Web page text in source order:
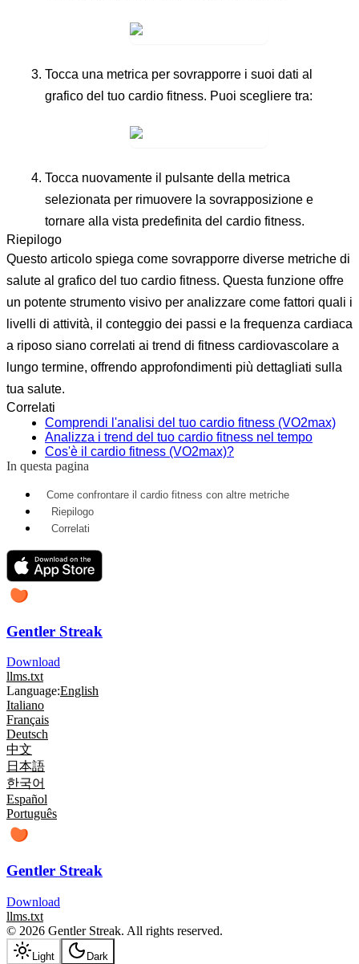
Tocca una metrica per sovrapporre i suoi dati al
grafico del tuo cardio fitness. Puoi scegliere tra:
Tocca nuovamente il pulsante della metrica
selezionata per rimuovere la sovrapposizione e
tornare alla vista predefinita del cardio fitness.
Riepilogo
Questo articolo spiega come sovrapporre diverse metriche di
salute al grafico del tuo cardio fitness. Questa funzione offre
un potente strumento visivo per analizzare come fattori quali i
livelli di attività, il conteggio dei passi e la frequenza cardiaca
a riposo siano correlati ai trend di fitness cardiovascolare a
lungo termine, offrendo approfondimenti più dettagliati sulla
tua salute.
Correlati
Comprendi l'analisi del tuo cardio fitness (VO2max)
Analizza i trend del tuo cardio fitness nel tempo
Cos'è il cardio fitness (VO2max)?
In questa pagina
Come confrontare il cardio fitness con altre metriche
Riepilogo
Correlati
Gentler Streak
Download
llms.txt
Language:English
Italiano
Français
Deutsch
中文
日本語
한국어
Español
Português
Gentler Streak
Download
llms.txt
© 2026 Gentler Streak. All rights reserved.
Light Dark